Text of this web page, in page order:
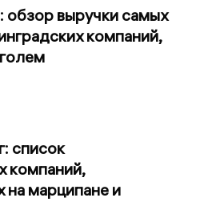
обзор выручки самых
компаний,
список
компаний,
на марципане и